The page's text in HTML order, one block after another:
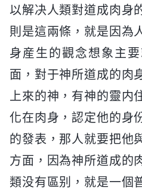
以解决人類對道成肉身
則是這兩條，就是因為
身産生的觀念想象主
面，對于神所道成的肉
上來的神，有神的靈内
化在肉身，認定他的身
的發表，那人就要把他
方面，因為神所道成的
類没有區别，就是一個